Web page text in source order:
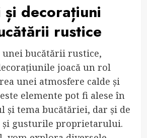
decorațiuni
rustice
unei bucătării rustice,
joacă un rol
unei atmosfere calde și
elemente pot fi alese în
și tema bucătăriei, dar și de
și gusturile proprietarului.